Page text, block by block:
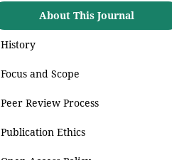
About This Journal
History
Focus and Scope
Peer Review Process
Publication Ethics